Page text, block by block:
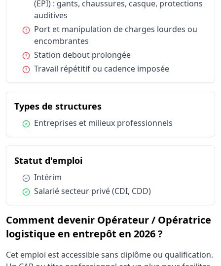
Statut d'emploi
Salarié
(EPI) : gants, chaussures, casque, protections
auditives
Condition :
Port et manipulation de charges lourdes ou
encombrantes
Condition :
Station debout prolongée
Condition :
Travail répétitif ou cadence imposée
Types de structuresdu métier Opérateur /
Condition :
Entreprises et milieux professionnels
Statut d'emploidu métier Opérateur /
Condition :
Intérim
Condition :
Salarié secteur privé (CDI, CDD)
Comment devenir Opérateur / Opératrice
logistique en entrepôt en 2026 ?
Cet emploi est accessible sans diplôme ou qualification.